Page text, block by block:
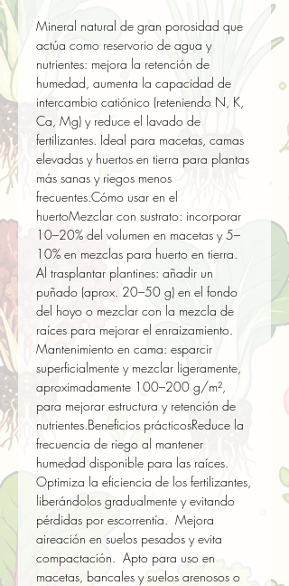
Mineral natural de gran porosidad que
actúa como reservorio de agua y
nutrientes: mejora la retención de
humedad, aumenta la capacidad de
intercambio catiónico (reteniendo N, K,
Ca, Mg) y reduce el lavado de
fertilizantes. Ideal para macetas, camas
elevadas y huertos en tierra para plantas
más sanas y riegos menos
frecuentes.Cómo usar en el
huertoMezclar con sustrato: incorporar
10–20% del volumen en macetas y 5–
10% en mezclas para huerto en tierra.
Al trasplantar plantines: añadir un
puñado (aprox. 20–50 g) en el fondo
del hoyo o mezclar con la mezcla de
raíces para mejorar el enraizamiento.
Mantenimiento en cama: esparcir
superficialmente y mezclar ligeramente,
aproximadamente 100–200 g/m²,
para mejorar estructura y retención de
nutrientes.Beneficios prácticosReduce la
frecuencia de riego al mantener
humedad disponible para las raíces.
Optimiza la eficiencia de los fertilizantes,
liberándolos gradualmente y evitando
pérdidas por escorrentía.  Mejora
aireación en suelos pesados y evita
compactación.  Apto para uso en
macetas, bancales y suelos arenosos o